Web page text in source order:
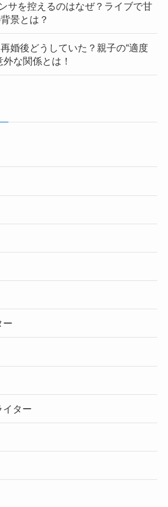
サを控えるのはなぜ？ライブで甘
景とは？
婚後どうしていた？親子の“適度
な関係とは！
ー
イター